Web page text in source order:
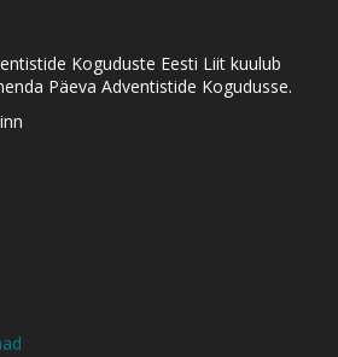
Koguduste Eesti Liit kuulub
Päeva Adventistide Kogudusse.